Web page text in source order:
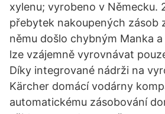
xylenu; vyrobeno v Německu.
přebytek nakoupených zásob
němu došlo chybným Manka
lze vzájemně vyrovnávat
Díky integrované nádrži na
Kärcher domácí vodárny
automatickému zásobování